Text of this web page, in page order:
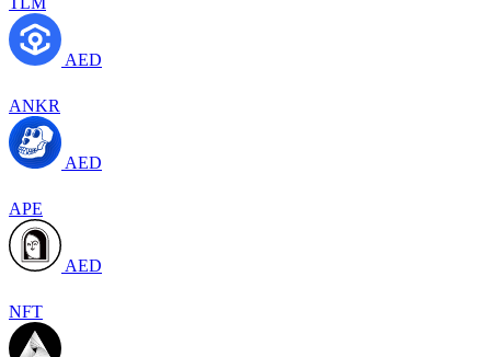
AED
ANKR
AED
APE
AED
NFT